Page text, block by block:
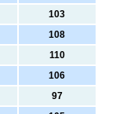
103
108
110
106
97